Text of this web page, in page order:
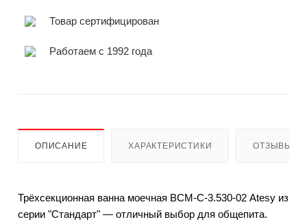
Товар сертифицирован
Работаем с 1992 года
ОПИСАНИЕ ХАРАКТЕРИСТИКИ ОТЗЫВЫ
Трёхсекционная ванна моечная ВСМ-С-3.530-02 Atesy из
серии "Стандарт" — отличный выбор для общепита.